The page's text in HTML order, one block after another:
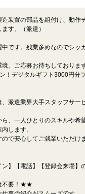
造装置の部品を組付け、動作
す。（派遣）
です。残業多めなのでシッ
。ご応募お待ちしております
！デジタルギフト3000円分
、派遣業界大手スタッフサー
、一人ひとりのスキルや希
します。
で安心してご就業いただけま
】【電話】【登録会来場】
不要！★★